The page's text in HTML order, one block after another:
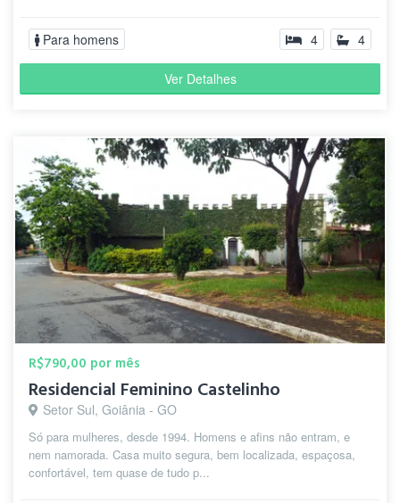
Para homens 4 4
Ver Detalhes
R$790,00 por mês
Residencial Feminino Castelinho
Setor Sul, Goiânia - GO
Só para mulheres, desde 1994. Homens e afins não entram, e
nem namorada. Casa muito segura, bem localizada, espaçosa,
confortável, tem quase de tudo p...